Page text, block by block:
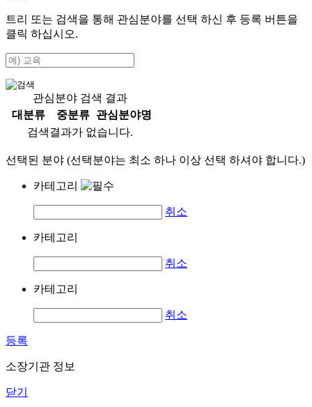
트리 또는 검색을 통해 관심분야를 선택 하신 후 등록 버튼을
클릭 하십시오.
관심분야 검색 결과
대분류
중분류
관심분야명
검색결과가 없습니다.
선택된 분야 (선택분야는 최소 하나 이상 선택 하셔야 합니다.)
카테고리
취소
카테고리
취소
카테고리
취소
등록
소장기관 정보
닫기